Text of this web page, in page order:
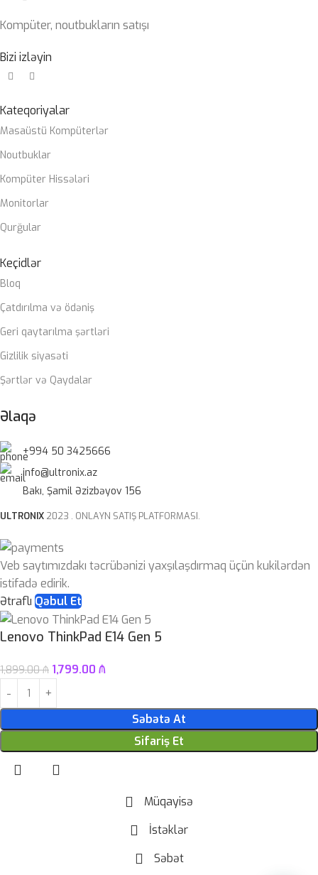
Kompüter, noutbukların satışı
Bizi izləyin
Kateqoriyalar
Masaüstü Kompüterlər
Noutbuklar
Kompüter Hissələri
Monitorlar
Qurğular
Keçidlər
Bloq
Çatdırılma və ödəniş
Geri qaytarılma şərtləri
Gizlilik siyasəti
Şərtlər və Qaydalar
Əlaqə
+994 50 3425666
info@ultronix.az
Bakı, Şamil Əzizbəyov 156
ULTRONIX 2023 . ONLAYN SATIŞ PLATFORMASI.
Veb saytımızdakı təcrübənizi yaxşılaşdırmaq üçün kukilərdən
istifadə edirik.
Ətraflı Qəbul Et
Lenovo ThinkPad E14 Gen 5
1,899.00₼ 1,799.00 ₼
Səbətə At
Sifariş Et
Müqayisə
İstəklər
Səbət